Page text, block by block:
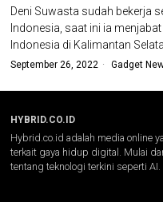
Deni Suwasta sudah bekerja
Indonesia, saat ini ia
Indonesia di Kalimantan
September 26, 2022 Gadget
HYBRID.CO.ID
Hybrid.co.id adalah media online
terkait gaya hidup digital. Mulai
tentang teknologi terkini seperti AI.